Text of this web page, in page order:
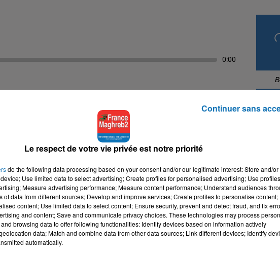
0:00
Le respect de votre vie privée est notre priorité
do the following data processing based on your consent and/or our legitimate interest: Store and/or
Use limited data to select advertising; Create profiles for personalised advertising; Use
Measure advertising performance; Measure content performance; Understand audiences
of data from different sources; Develop and improve services; Create profiles to personalise content;
content; Use limited data to select content; Ensure security, prevent and detect fraud, and fix
and content; Save and communicate privacy choices. These technologies may process
browsing data to offer following functionalities: Identify devices based on information actively
data; Match and combine data from other data sources; Link different devices; Identify
automatically.
Continuer sans